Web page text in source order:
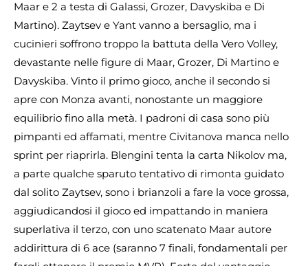
Maar e 2 a testa di Galassi, Grozer, Davyskiba e Di
Martino). Zaytsev e Yant vanno a bersaglio, ma i
cucinieri soffrono troppo la battuta della Vero Volley,
devastante nelle figure di Maar, Grozer, Di Martino e
Davyskiba. Vinto il primo gioco, anche il secondo si
apre con Monza avanti, nonostante un maggiore
equilibrio fino alla metà. I padroni di casa sono più
pimpanti ed affamati, mentre Civitanova manca nello
sprint per riaprirla. Blengini tenta la carta Nikolov ma,
a parte qualche sparuto tentativo di rimonta guidato
dal solito Zaytsev, sono i brianzoli a fare la voce grossa,
aggiudicandosi il gioco ed impattando in maniera
superlativa il terzo, con uno scatenato Maar autore
addirittura di 6 ace (saranno 7 finali, fondamentali per